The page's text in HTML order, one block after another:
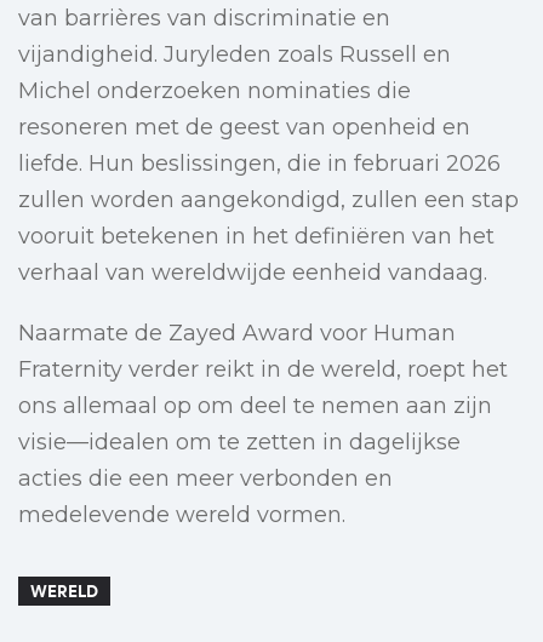
van barrières van discriminatie en
vijandigheid. Juryleden zoals Russell en
Michel onderzoeken nominaties die
resoneren met de geest van openheid en
liefde. Hun beslissingen, die in februari 2026
zullen worden aangekondigd, zullen een stap
vooruit betekenen in het definiëren van het
verhaal van wereldwijde eenheid vandaag.
Naarmate de Zayed Award voor Human
Fraternity verder reikt in de wereld, roept het
ons allemaal op om deel te nemen aan zijn
visie—idealen om te zetten in dagelijkse
acties die een meer verbonden en
medelevende wereld vormen.
WERELD